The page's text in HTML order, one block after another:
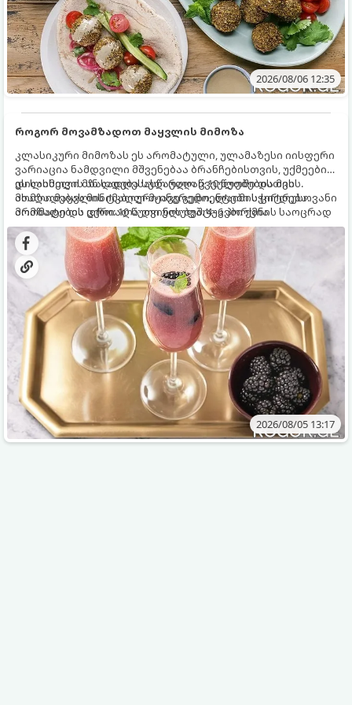
2026/08/06 12:35
როგორ მოვამზადოთ მაყვლის მიმოზა
კლასიკური მიმოზას ეს არომატული, ულამაზესი იისფერი
ვარიაცია ნამდვილი მშვენებაა ბრანჩებისთვის, უქმეების
დილისთვის ან სადღესასწაულო წვეულებებისთვის.
ახალი მაყვლის ტკბილ-მჟავე გემო, ლაიმის ციტრუსოვანი
არომატი და ცქრიალა ღვინის ბუშტუკები ქმნის საოცრად
დახვეწილ და მაგრილებელ კოქტეილს.
ეს სასმელი მზადდება სულ რაღაც 10 წუთში და მის
მომზადებას მინიმალური ინგრედიენტები სჭირდება.
მომზადების დრო: 10 წუთი ულუფა: 4–6 პორცია
2026/08/05 13:17